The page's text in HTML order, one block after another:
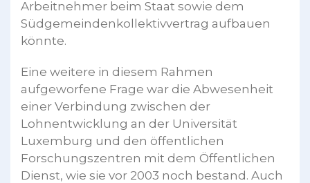
Arbeitnehmer beim Staat sowie dem
Südgemeindenkollektivvertrag aufbauen
könnte.
Eine weitere in diesem Rahmen
aufgeworfene Frage war die Abwesenheit
einer Verbindung zwischen der
Lohnentwicklung an der Universität
Luxemburg und den öffentlichen
Forschungszentren mit dem Öffentlichen
Dienst, wie sie vor 2003 noch bestand. Auch